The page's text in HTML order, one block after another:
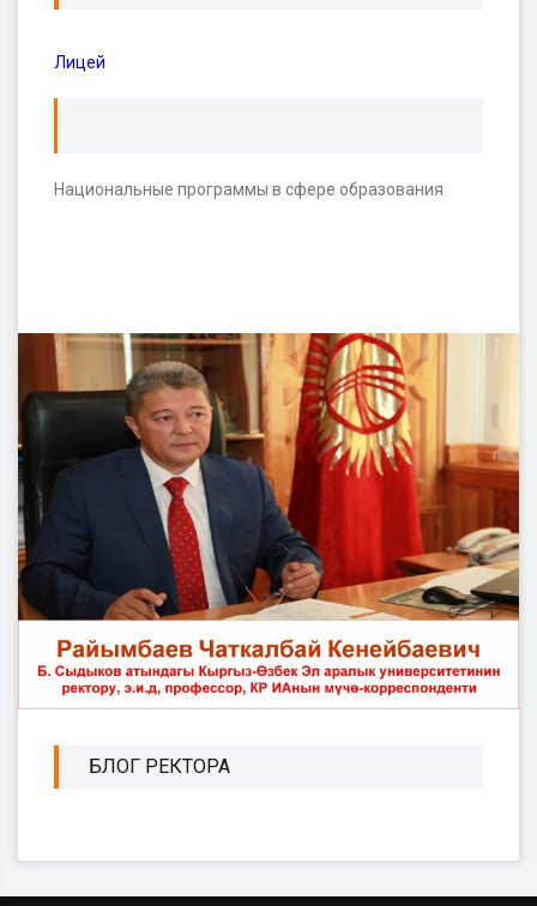
Лицей
Национальные программы в сфере образования
БЛОГ РЕКТОРА